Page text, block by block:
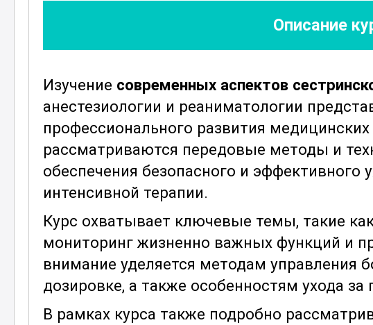
Описание
Изучение современных аспектов
анестезиологии и реаниматологии
профессионального развития
рассматриваются передовые методы и
обеспечения безопасного и эффективного
интенсивной терапии.
Курс охватывает ключевые темы, такие
мониторинг жизненно важных функций и
внимание уделяется методам управления
дозировке, а также особенностям ухода
В рамках курса также подробно